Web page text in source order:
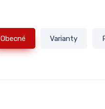
Obecné Varianty